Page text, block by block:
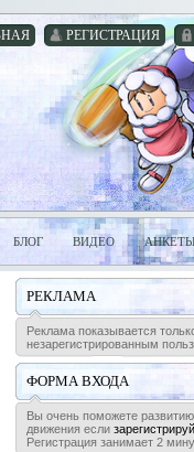
РЕГИСТРАЦИЯ
БЛОГ ВИДЕО АНКЕТЫ
РЕКЛАМА
Реклама показывается
незарегистрированным
ФОРМА ВХОДА
Вы очень поможете развитию
движения если
Регистрация занимает 2